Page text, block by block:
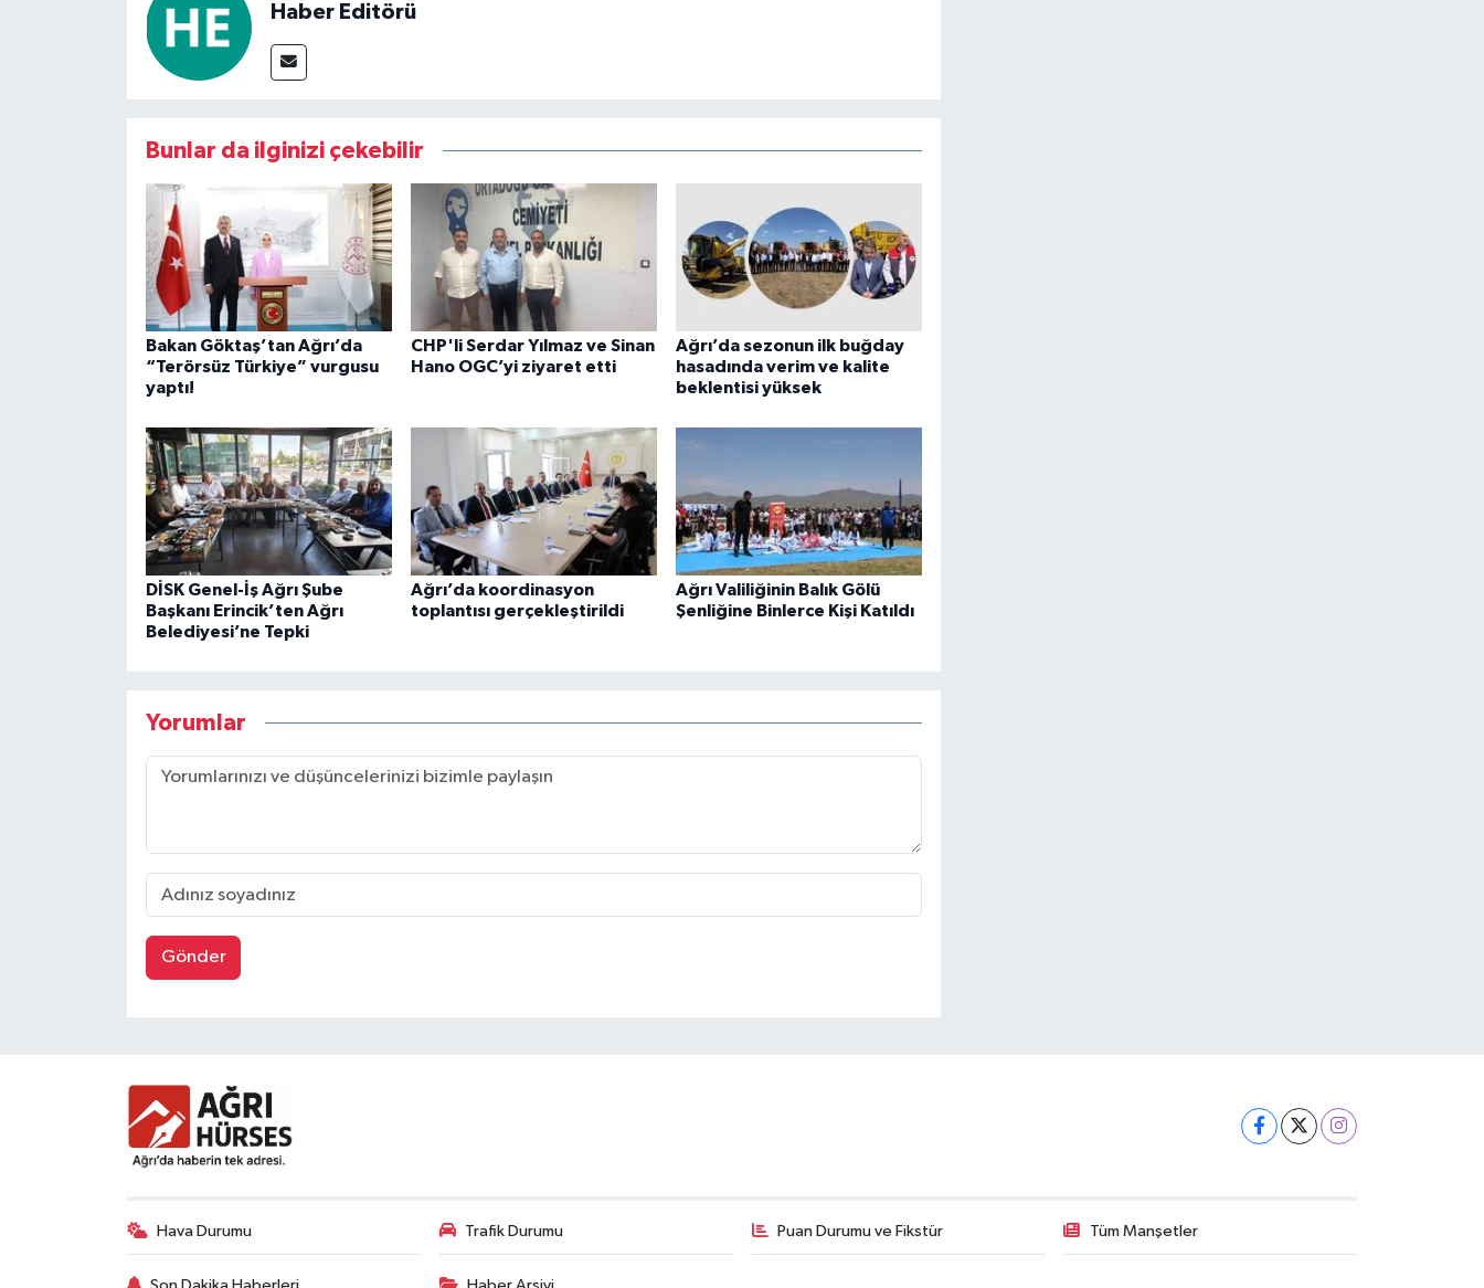
Haber Editörü
Bunlar da ilginizi çekebilir
Bakan Göktaş’tan Ağrı’da
“Terörsüz Türkiye” vurgusu
yaptı!
CHP'li Serdar Yılmaz ve Sinan
Hano OGC’yi ziyaret etti
Ağrı’da sezonun ilk buğday
hasadında verim ve kalite
beklentisi yüksek
DİSK Genel-İş Ağrı Şube
Başkanı Erincik’ten Ağrı
Belediyesi’ne Tepki
Ağrı’da koordinasyon
toplantısı gerçekleştirildi
Ağrı Valiliğinin Balık Gölü
Şenliğine Binlerce Kişi Katıldı
Yorumlar
Gönder
Hava Durumu Trafik Durumu Puan Durumu ve Fikstür Tüm Manşetler
Son Dakika Haberleri Haber Arşivi